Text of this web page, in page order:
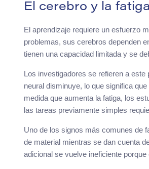
El cerebro y la
El aprendizaje requiere un esfuerzo
problemas, sus cerebros dependen
tienen una capacidad limitada y se
Los investigadores se refieren a
neural disminuye, lo que significa
medida que aumenta la fatiga, los
las tareas previamente simples
Uno de los signos más comunes de
de material mientras se dan cuenta
adicional se vuelve ineficiente